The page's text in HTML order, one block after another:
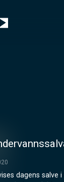
dagens salve